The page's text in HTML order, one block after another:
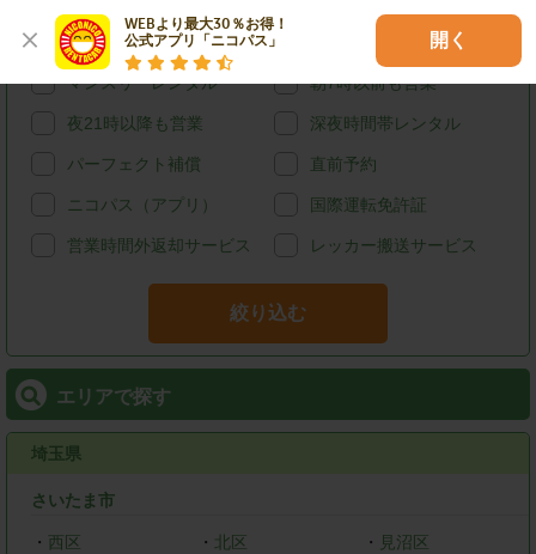
WEBより最大30％お得！
公式アプリ「ニコパス」
開く
宅配レンタカー ウィークリーレンタル
マンスリーレンタル 朝7時以前も営業
夜21時以降も営業 深夜時間帯レンタル
パーフェクト補償 直前予約
ニコパス（アプリ） 国際運転免許証
営業時間外返却サービス レッカー搬送サービス
絞り込む
エリアで探す
埼玉県
さいたま市
・ 西区 ・ 北区 ・ 見沼区